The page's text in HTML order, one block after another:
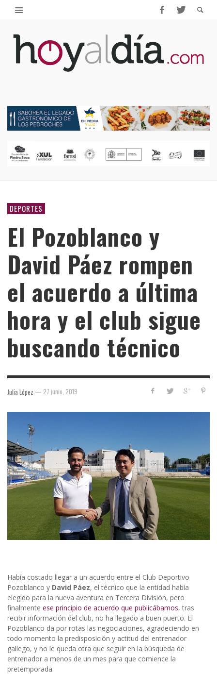
DEPORTES
El Pozoblanco y
David Páez rompen
el acuerdo a última
hora y el club sigue
buscando técnico
Julia López — 27 junio, 2019
Había costado llegar a un acuerdo entre el Club Deportivo
Pozoblanco y David Páez, el técnico que la entidad había
elegido para la nueva aventura en Tercera División, pero
finalmente ese principio de acuerdo que publicábamos, tras
recibir información del club, no ha llegado a buen puerto. El
Pozoblanco da por rotas las negociaciones, agradeciendo en
todo momento la predisposición y actitud del entrenador
gallego, y no le queda otra que seguir en la búsqueda de
entrenador a menos de un mes para que comience la
pretemporada.